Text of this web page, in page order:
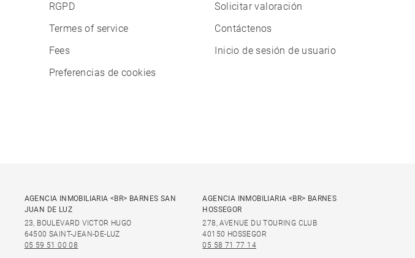
RGPD
Termes of service
Fees
Preferencias de cookies
Solicitar valoración
Contáctenos
Inicio de sesión de usuario
AGENCIA INMOBILIARIA <BR> BARNES SAN
JUAN DE LUZ
23, BOULEVARD VICTOR HUGO
64500 SAINT-JEAN-DE-LUZ
05 59 51 00 08
AGENCIA INMOBILIARIA <BR> BARNES
HOSSEGOR
278, AVENUE DU TOURING CLUB
40150 HOSSEGOR
05 58 71 77 14